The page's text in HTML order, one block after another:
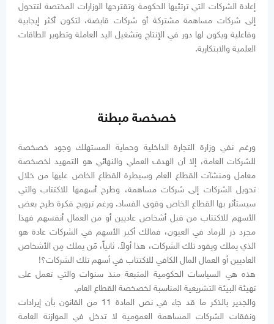
إعادة الشركات التي ترتئيها الحكومة وتقترحها الوزارات المختصة لتتحول
إلى شركات مساهمة مشتركة أو شركات قابضة، لتكون أكثر إيجابية
وفاعلية ويكون لها دور في الإنتاج وتشغيل اليد العاملة وتطوير الطاقات
العلمية والابتكارية.
خصخصة مبطنة
ورغم نفي وزارة التجارة الداخلية وحماية المستهلك وجود خصخصة
للشركات العامة، إلا أن الهدف العملي والنهائي هو التمهيد لخصخصة
معامل ومنشآت القطاع العام وسيطرة القطاع الخاص عليها من خلال
تحويل الشركات إلى شركات مساهمة، وطرح أسهمها للاكتتاب والتي
سيستأثر بها القطاع الخاص وقوى الفساد. ورغم ترويج فكرة طرح بعض
الأسهم للاكتتاب من قبل أشخاص عاديين أو من العمال أنفسهم فهذا
مجرد ذر للرماد في العيون، فمالك أكبر الأسهم في الشركات عادة هو
الذي يملك ويقود تلك الشركات، هذا أولاً. ثانياً، مَن يملك مِن الأشخاص
العاديين أو العمال المال الكافي للاكتتاب في أسهم تلك الشركات؟!
هذه هي السياسات الحكومية المتبعة منذ سنوات والتي تعمل على
تهيئة البيئة التشريعية المناسبة لخصخصة القطاع العام.
والجدير بالذكر ما قد جاء في نص المادة 11 من القانون بأن إيرادات
ونفقات الشركات المساهمة العمومية لا تدخل في الموازنة العامة